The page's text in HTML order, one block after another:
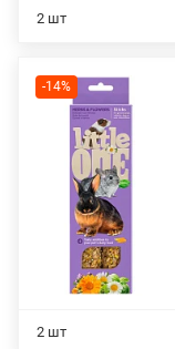
2 шт
-14%
2 шт